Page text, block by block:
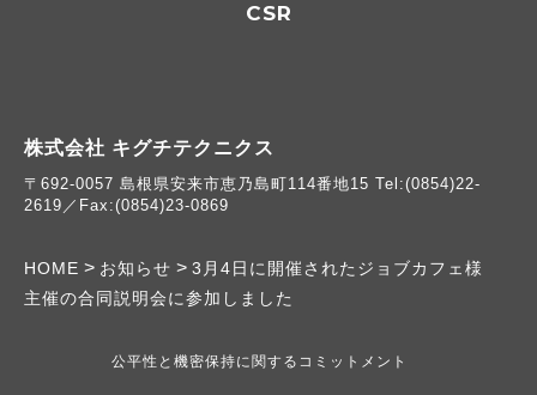
CSR
株式会社 キグチテクニクス
〒692-0057 島根県安来市恵乃島町114番地15 Tel:(0854)22-
2619／Fax:(0854)23-0869
HOME > お知らせ > 3月4日に開催されたジョブカフェ様
主催の合同説明会に参加しました
公平性と機密保持に関するコミットメント